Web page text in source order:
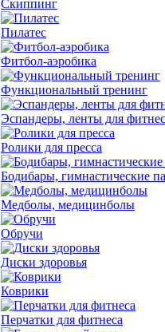
Скиппинг
Пилатес
Фитбол-аэробика
Функциональный тренинг
Эспандеры, ленты для
Ролики для пресса
Бодибары, гимнастические
Медболы, медицинболы
Обручи
Диски здоровья
Коврики
Перчатки для фитнеса